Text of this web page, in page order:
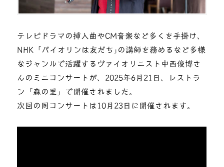
テレビドラマの挿入曲やCM音楽など多くを手掛け、
NHK「バイオリンは友だち｣の講師を務めるなど多様
なジャンルで活躍するヴァイオリニスト中西俊博さ
んのミニコンサートが、2025年6月21日、レストラ
ン「森の里」で開催されました。
次回の同コンサートは10月23日に開催されます。